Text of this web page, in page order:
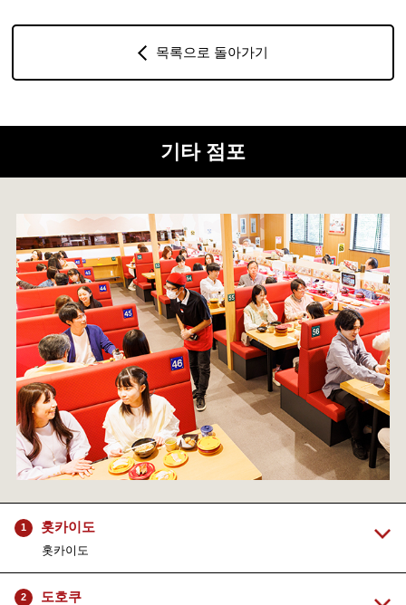
목록으로 돌아가기
기타 점포
1 홋카이도
홋카이도
2 도호쿠